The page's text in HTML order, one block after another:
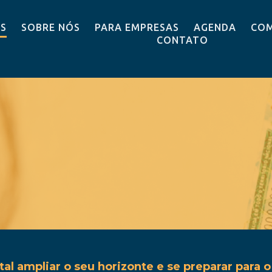
SOBRE NÓS PARA EMPRESAS AGENDA
CONTATO
ampliar o seu horizonte e se preparar para